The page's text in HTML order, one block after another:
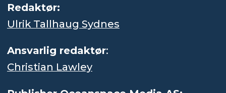
Redaktør:
Ulrik Tallhaug Sydnes
Ansvarlig redaktør:
Christian Lawley